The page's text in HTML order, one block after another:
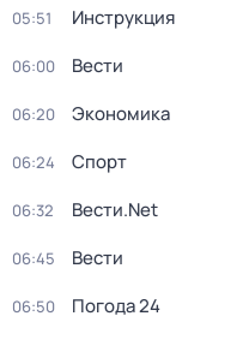
05:51 Инструкция
06:00 Вести
06:20 Экономика
06:24 Спорт
06:32 Вести.Net
06:45 Вести
06:50 Погода 24